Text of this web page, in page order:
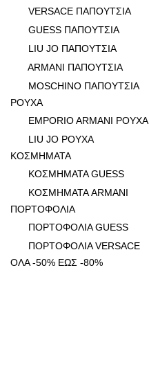
VERSACE ΠΑΠΟΥΤΣΙΑ
GUESS ΠΑΠΟΥΤΣΙΑ
LIU JO ΠΑΠΟΥΤΣΙΑ
ARMANI ΠΑΠΟΥΤΣΙΑ
MOSCHINO ΠΑΠΟΥΤΣΙΑ
ΡΟΥΧΑ
EMPORIO ARMANI ΡΟΥΧΑ
LIU JO ΡΟΥΧΑ
ΚΟΣΜΗΜΑΤΑ
ΚΟΣΜΗΜΑΤΑ GUESS
ΚΟΣΜΗΜΑΤΑ ARMANI
ΠΟΡΤΟΦΟΛΙΑ
ΠΟΡΤΟΦΟΛΙΑ GUESS
ΠΟΡΤΟΦΟΛΙΑ VERSACE
ΟΛΑ -50% ΕΩΣ -80%